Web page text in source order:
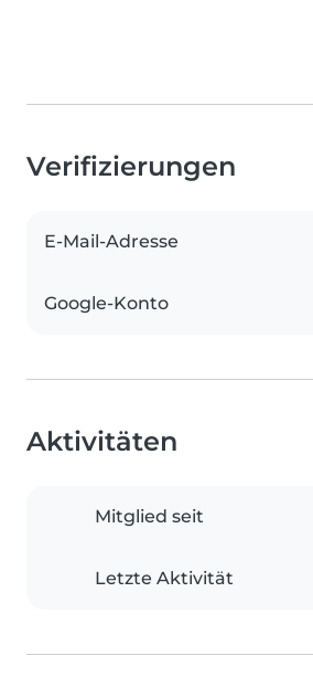
Verifizierungen
E-Mail-Adresse
Google-Konto
Aktivitäten
Mitglied seit
Letzte Aktivität